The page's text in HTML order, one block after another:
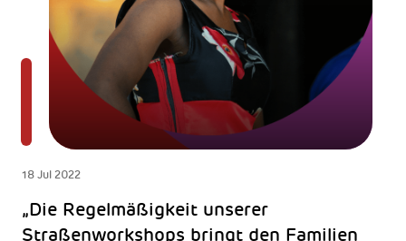
18 Jul 2022
„Die Regelmäßigkeit unserer
Straßenworkshops bringt den Familien